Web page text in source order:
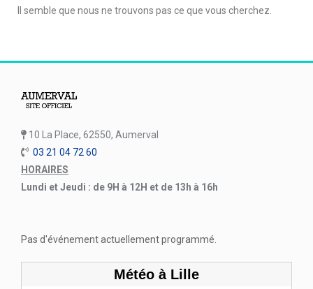
Il semble que nous ne trouvons pas ce que vous cherchez.
10 La Place, 62550, Aumerval
03 21 04 72 60
HORAIRES
Lundi et Jeudi : de 9H à 12H et de 13h à 16h
Pas d'événement actuellement programmé.
Météo à Lille